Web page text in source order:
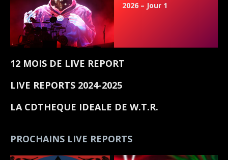
2026 – Jour 1
12 MOIS DE LIVE REPORT
LIVE REPORTS 2024-2025
LA CDTHEQUE IDEALE DE W.T.R.
PROCHAINS LIVE REPORTS